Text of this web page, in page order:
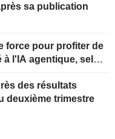
sa publication
force pour profiter de
l'IA agentique, selon
des résultats
deuxième trimestre